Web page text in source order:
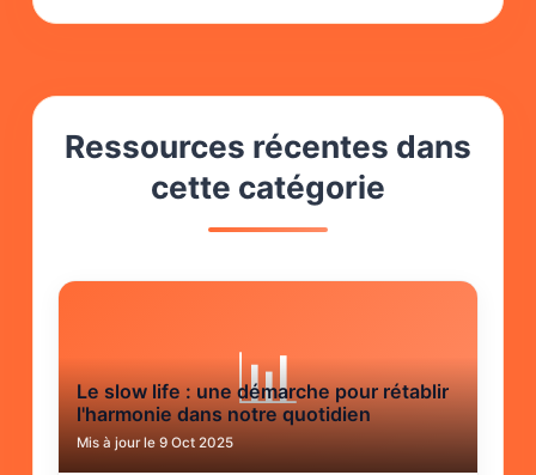
Ressources récentes dans
cette catégorie
📊
Le slow life : une démarche pour rétablir
l'harmonie dans notre quotidien
Mis à jour le 9 Oct 2025